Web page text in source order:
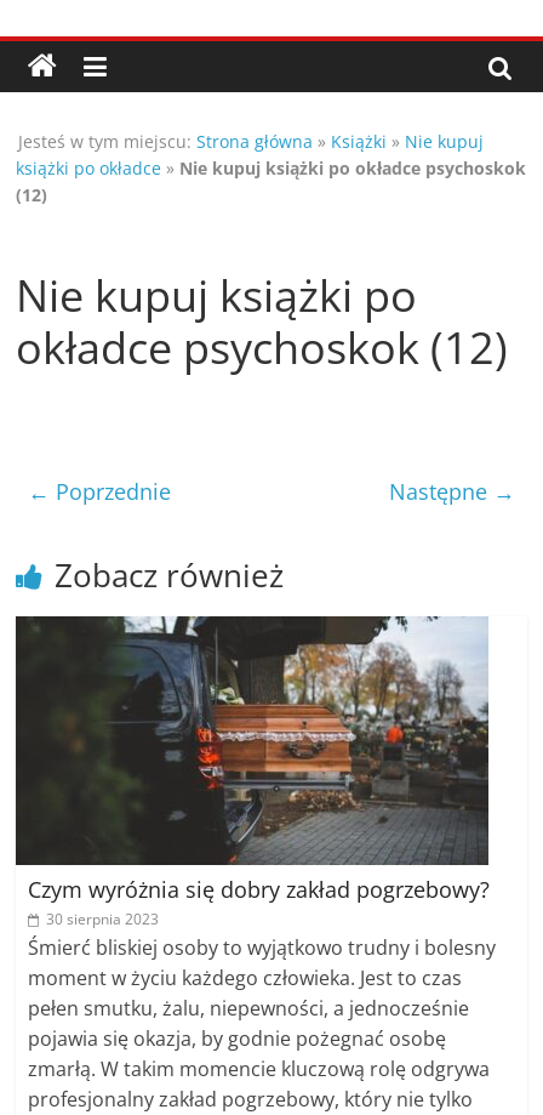
do
treści
Porady,
wskazówki
oraz
rady
–
te
poradniki.
Porady
porady
na
każdy
temat
Jesteś w tym miejscu: Strona główna » Książki » Nie kupuj
książki po okładce » Nie kupuj książki po okładce psychoskok
(12)
Nie kupuj książki po
okładce psychoskok (12)
← Poprzednie Następne →
Zobacz również
Czym wyróżnia się dobry zakład pogrzebowy?
30 sierpnia 2023
Śmierć bliskiej osoby to wyjątkowo trudny i bolesny
moment w życiu każdego człowieka. Jest to czas
pełen smutku, żalu, niepewności, a jednocześnie
pojawia się okazja, by godnie pożegnać osobę
zmarłą. W takim momencie kluczową rolę odgrywa
profesjonalny zakład pogrzebowy, który nie tylko